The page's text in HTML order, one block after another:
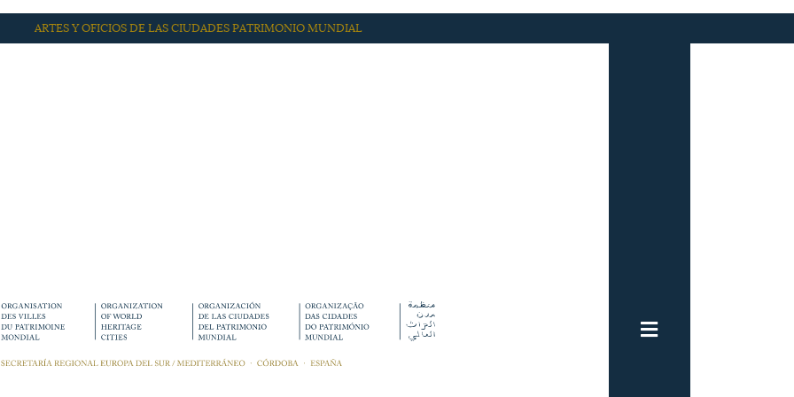
ARTES Y OFICIOS DE LAS CIUDADES PATRIMONIO MUNDIAL